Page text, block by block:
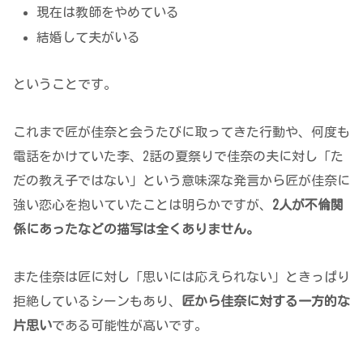
現在は教師をやめている
結婚して夫がいる
ということです。
これまで匠が佳奈と会うたびに取ってきた行動や、何度も
電話をかけていた李、2話の夏祭りで佳奈の夫に対し「た
だの教え子ではない」という意味深な発言から匠が佳奈に
強い恋心を抱いていたことは明らかですが、 2人が不倫関
係にあったなどの描写は全くありません。
また佳奈は匠に対し「思いには応えられない」ときっぱり
拒絶しているシーンもあり、
匠から佳奈に対する一方的な
片思いである可能性が高いです。